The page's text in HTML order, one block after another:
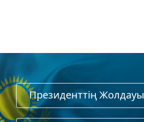
Президенттің Жолдауы